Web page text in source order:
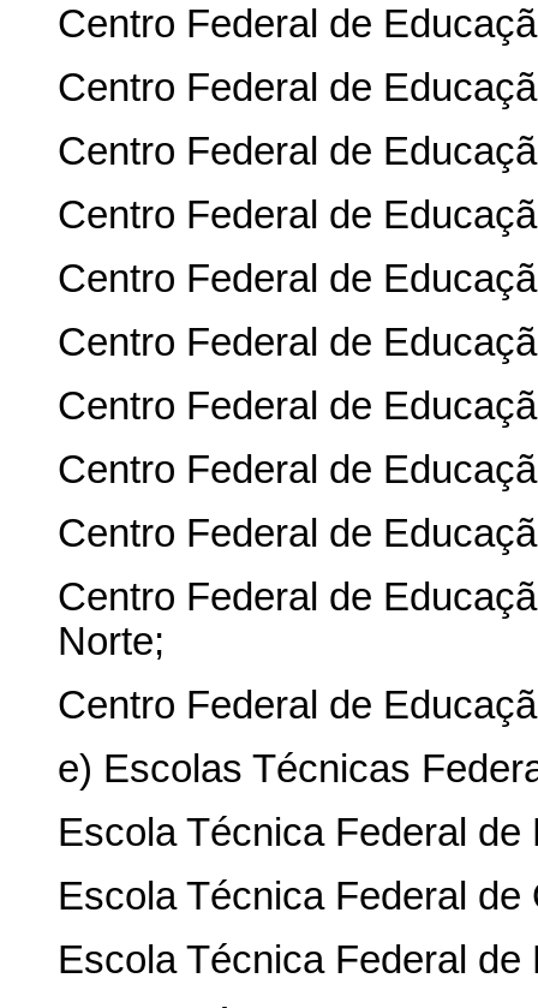
Centro Federal de
Centro Federal de
Centro Federal de
Centro Federal de
Centro Federal de
Centro Federal de
Centro Federal de
Centro Federal de
Centro Federal de
Centro Federal de
Norte;
Centro Federal de
e) Escolas Técnicas
Escola Técnica Federal de
Escola Técnica Federal de
Escola Técnica Federal de